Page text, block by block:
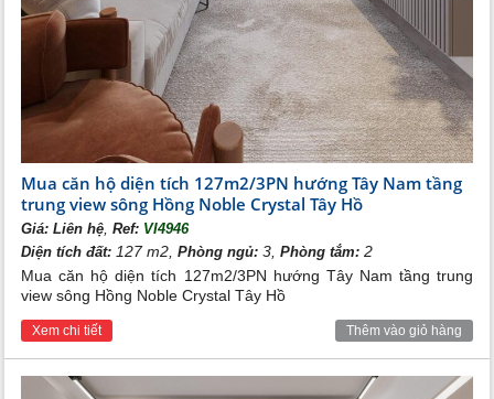
Mua căn hộ diện tích 127m2/3PN hướng Tây Nam tầng
trung view sông Hồng Noble Crystal Tây Hồ
Giá:Liên hệ,Ref: VI4946
Diện tích đất: 127 m2,Phòng ngủ: 3,Phòng tắm: 2
Mua căn hộ diện tích 127m2/3PN hướng Tây Nam tầng trung
view sông Hồng Noble Crystal Tây Hồ
Xem chi tiết Thêm vào giỏ hàng